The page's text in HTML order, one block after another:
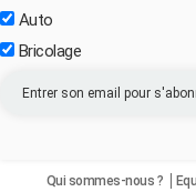
Auto
Bricolage
Qui sommes-nous ?